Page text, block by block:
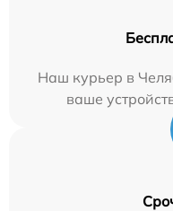
Наш курьер в
ваше